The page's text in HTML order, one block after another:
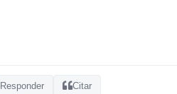
Responder Citar